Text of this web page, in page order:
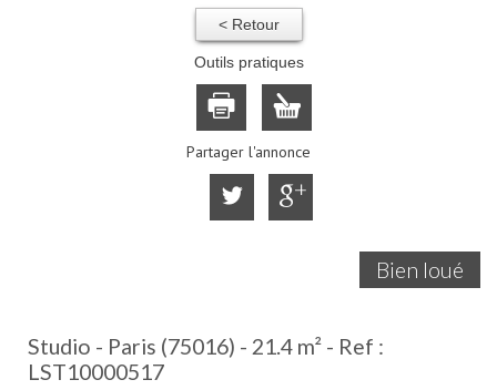
< Retour
Outils pratiques
Partager l'annonce
Bien loué
Studio - Paris (75016) - 21.4 m² - Ref :
LST10000517